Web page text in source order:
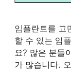
임플란트를 고
할 수 있는 임
요? 많은 분들
가 많습니다.